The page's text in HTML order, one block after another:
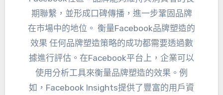
期聯繫，並形成口碑傳播，進一步鞏固品牌
在市場中的地位。 衡量Facebook品牌塑造的
效果 任何品牌塑造策略的成功都需要透過數
據進行評估。在Facebook平台上，企業可以
使用分析工具來衡量品牌塑造的效果。例
如，Facebook Insights提供了豐富的用戶資